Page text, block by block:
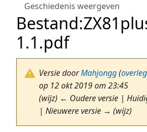
Geschiedenis weergeven
Bestand:
1.1.pdf
Versie doorMahjongg(overleg
op 12 okt 2019 om 23:45
(wijz) ← Oudere versie |
| Nieuwere versie → (wijz)